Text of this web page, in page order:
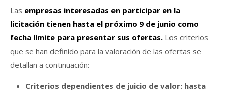
Las empresas interesadas en participar en la
licitación tienen hasta el próximo 9 de junio como
fecha límite para presentar sus ofertas. Los criterios
que se han definido para la valoración de las ofertas se
detallan a continuación:
Criterios dependientes de juicio de valor: hasta